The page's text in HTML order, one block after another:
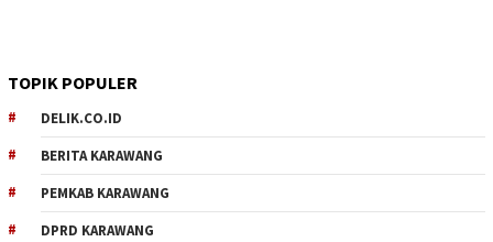
TOPIK POPULER
DELIK.CO.ID
BERITA KARAWANG
PEMKAB KARAWANG
DPRD KARAWANG